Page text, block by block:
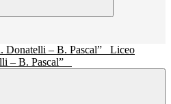
Liceo
– B. Pascal”